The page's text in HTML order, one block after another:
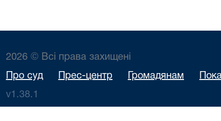
2026 © Всі права захищені
Про суд Прес-центр Громадянам
v1.38.1